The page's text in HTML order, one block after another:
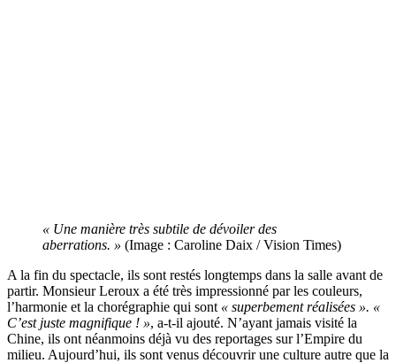
« Une manière très subtile de dévoiler des
aberrations. » (Image : Caroline Daix / Vision Times)
A la fin du spectacle, ils sont restés longtemps dans la salle avant de
partir. Monsieur Leroux a été très impressionné par les couleurs,
l’harmonie et la chorégraphie qui sont « superbement réalisées ». «
C’est juste magnifique ! », a-t-il ajouté. N’ayant jamais visité la
Chine, ils ont néanmoins déjà vu des reportages sur l’Empire du
milieu. Aujourd’hui, ils sont venus découvrir une culture autre que la